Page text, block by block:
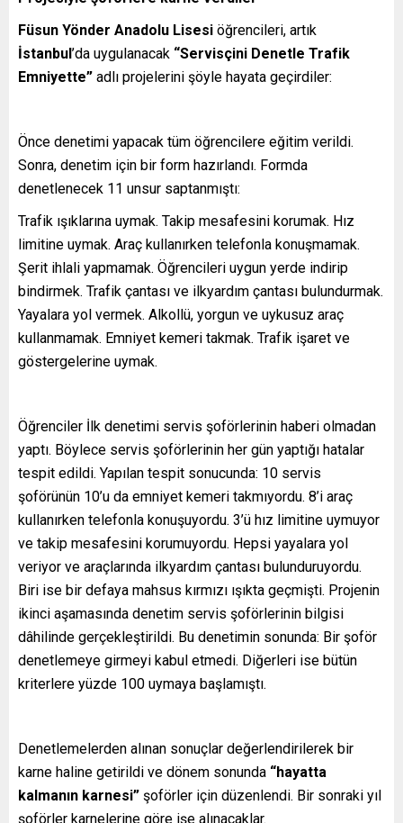
Füsun Yönder Anadolu Lisesi öğrencileri, artık
İstanbul ’da uygulanacak “Servisçini Denetle Trafik
Emniyette” adlı projelerini şöyle hayata geçirdiler:
Önce denetimi yapacak tüm öğrencilere eğitim verildi.
Sonra, denetim için bir form hazırlandı. Formda
denetlenecek 11 unsur saptanmıştı:
Trafik ışıklarına uymak. Takip mesafesini korumak. Hız
limitine uymak. Araç kullanırken telefonla konuşmamak.
Şerit ihlali yapmamak. Öğrencileri uygun yerde indirip
bindirmek. Trafik çantası ve ilkyardım çantası bulundurmak.
Yayalara yol vermek. Alkollü, yorgun ve uykusuz araç
kullanmamak. Emniyet kemeri takmak. Trafik işaret ve
göstergelerine uymak.
Öğrenciler İlk denetimi servis şoförlerinin haberi olmadan
yaptı. Böylece servis şoförlerinin her gün yaptığı hatalar
tespit edildi. Yapılan tespit sonucunda: 10 servis
şoförünün 10’u da emniyet kemeri takmıyordu. 8’i araç
kullanırken telefonla konuşuyordu. 3’ü hız limitine uymuyor
ve takip mesafesini korumuyordu. Hepsi yayalara yol
veriyor ve araçlarında ilkyardım çantası bulunduruyordu.
Biri ise bir defaya mahsus kırmızı ışıkta geçmişti. Projenin
ikinci aşamasında denetim servis şoförlerinin bilgisi
dâhilinde gerçekleştirildi. Bu denetimin sonunda: Bir şoför
denetlemeye girmeyi kabul etmedi. Diğerleri ise bütün
kriterlere yüzde 100 uymaya başlamıştı.
Denetlemelerden alınan sonuçlar değerlendirilerek bir
karne haline getirildi ve dönem sonunda “hayatta
kalmanın karnesi” şoförler için düzenlendi. Bir sonraki yıl
şoförler karnelerine göre işe alınacaklar.